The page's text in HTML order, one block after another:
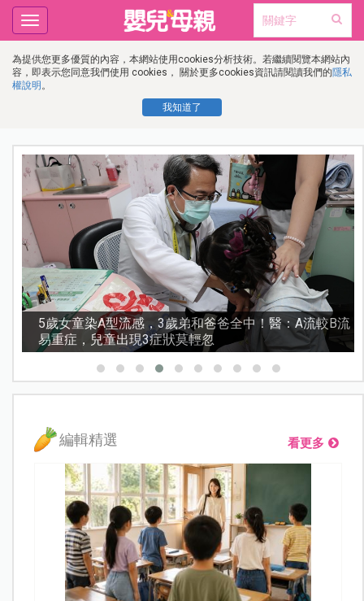
為提供您更多優質的內容，本網站使用cookies分析技術。若繼續閱覽本網站內
容，即表示您同意我們使用 cookies， 關於更多cookies資訊請閱讀我們的隱私
權說明 。
我知道了
Toggle
navigation
醫：A流較B流
吉伊卡哇首部電影《人魚島的秘密》6歲內
級，網：大人看完都覺得心靈受創
編輯精選 看更多